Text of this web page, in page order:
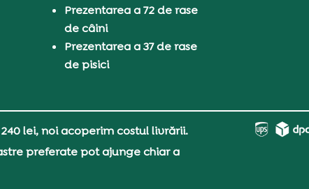
Prezentarea a 72 de rase
de câini
Prezentarea a 37 de rase
de pisici
lei, noi acoperim costul livrării.
preferate pot ajunge chiar a